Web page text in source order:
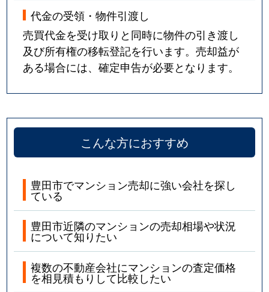
代金の受領・物件引渡し
売買代金を受け取りと同時に物件の引き渡し
及び所有権の移転登記を行います。売却益が
ある場合には、確定申告が必要となります。
こんな方におすすめ
豊田市でマンション売却に強い会社を探し
ている
豊田市近隣のマンションの売却相場や状況
について知りたい
複数の不動産会社にマンションの査定価格
を相見積もりして比較したい